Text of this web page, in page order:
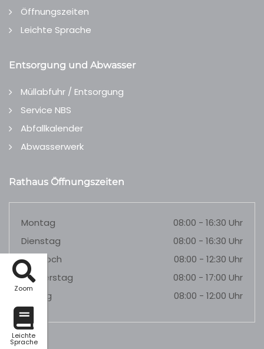
Zoom
Leichte
Sprache
Öffnungszeiten
Leichte Sprache
Entsorgung und Abwasser
Müllabfuhr / Entsorgung
Service NBS
Abfallkalender
Abwasserwerk
Rathaus Öffnungszeiten
Montag
08:00 - 16:30 Uhr
Dienstag
08:00 - 16:30 Uhr
Mittwoch
08:00 - 12:30 Uhr
Donnerstag
08:00 - 17:00 Uhr
Freitag
08:00 - 12:00 Uhr